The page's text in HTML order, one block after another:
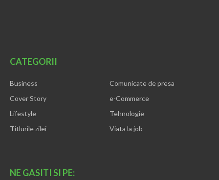
CATEGORII
Business
Comunicate de presa
Cover Story
e-Commerce
Lifestyle
Tehnologie
Titlurile zilei
Viata la job
NE GASITI SI PE: